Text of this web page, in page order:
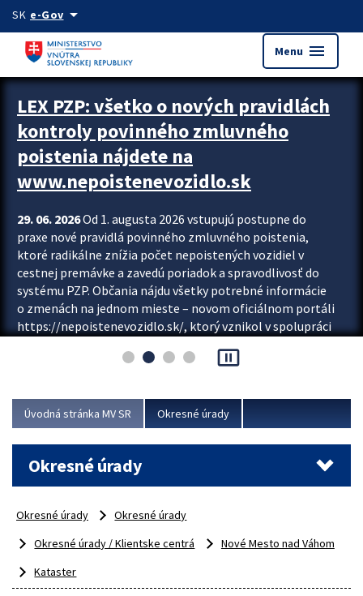
Preskocit na hlavný obsah
SK e-Govarrow_drop_down
Menu menu
Zastavit automatický posun upútavok
LEX PZP: všetko o nových pravidlách
kontroly povinného zmluvného
poistenia nájdete na
www.nepoistenevozidlo.sk
29. 06. 2026Od 1. augusta 2026 vstupujú postupne do
praxe nové pravidlá povinného zmluvného poistenia,
ktoré radikálne znížia počet nepoistených vozidiel v
cestnej premávke a zavedú poriadok a spravodlivosť do
systému PZP. Občania nájdu všetky potrebné informácie
o zmenách na jednom mieste – novom oficiálnom portáli
https://nepoistenevozidlo.sk/, ktorý vznikol v spolupráci
asociácie poisťovní (SLASPO) a Ministerstva vnútra SR.
Viac
pause_presentation
Úvodná stránka MV SR Okresné úrady
Okresné úrady
Okresné úrady
Okresné úrady
Okresné úrady / Klientske centrá
Nové Mesto nad Váhom
Kataster